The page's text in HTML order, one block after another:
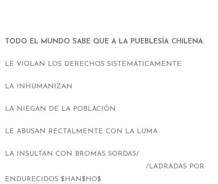
TODO EL MUNDO SABE QUE A LA PUEBLESÍA CHILENA:
LE VIOLAN LOS DERECHOS SISTEMÁTICAMENTE
LA INHUMANIZAN
LA NIEGAN DE LA POBLACIÓN
LE ABUSAN RECTALMENTE CON LA LUMA
LA INSULTAN CON BROMAS SORDAS/
/LADRADAS POR
ENDURECIDOS $HAN$HO$